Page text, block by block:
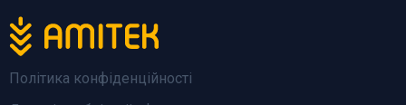
Політика конфіденційності